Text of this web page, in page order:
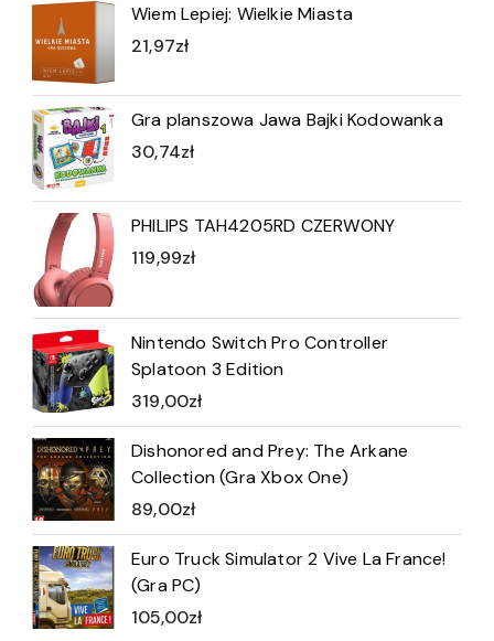
Wiem Lepiej: Wielkie Miasta
21,97zł
Gra planszowa Jawa Bajki Kodowanka
30,74zł
PHILIPS TAH4205RD CZERWONY
119,99zł
Nintendo Switch Pro Controller
Splatoon 3 Edition
319,00zł
Dishonored and Prey: The Arkane
Collection (Gra Xbox One)
89,00zł
Euro Truck Simulator 2 Vive La France!
(Gra PC)
105,00zł